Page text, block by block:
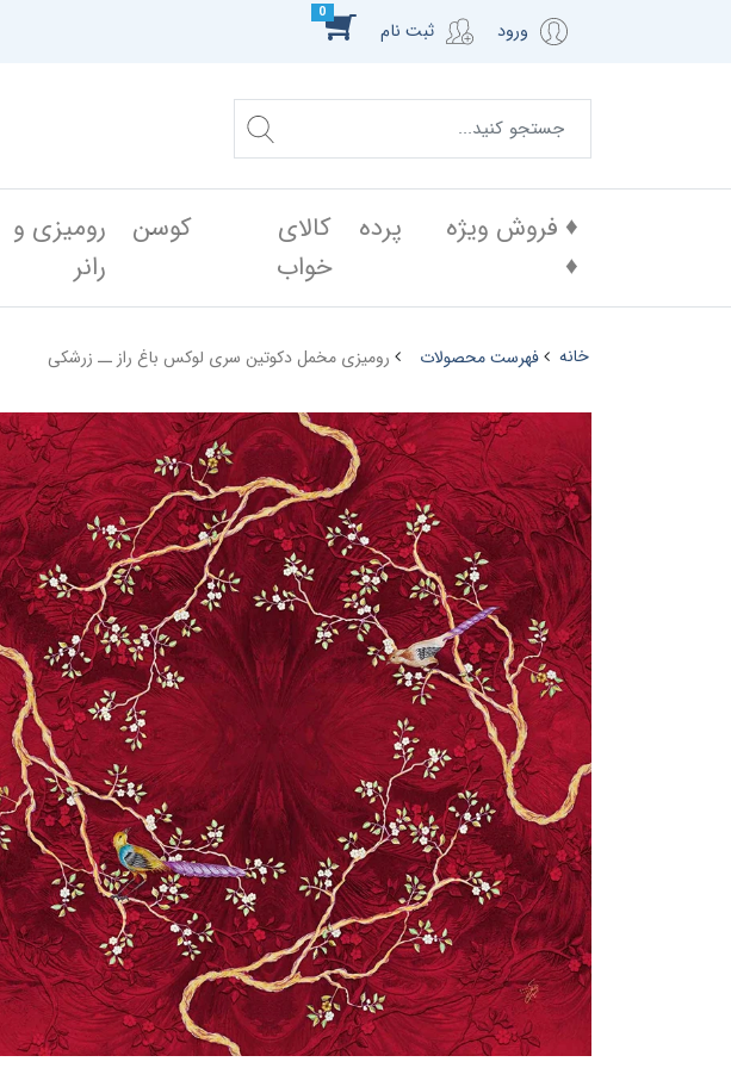
ورود ثبت نام
0
♦️ فروش ویژه
♦️
پرده
کالای
خواب
کوسن
رومیزی و
رانر
خانه فهرست محصولات رومیزی مخمل دکوتین سری لوکس باغ راز ــ زرشکی